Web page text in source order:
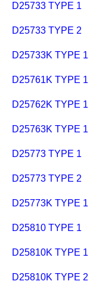
D25733 TYPE 1
D25733 TYPE 2
D25733K TYPE 1
D25761K TYPE 1
D25762K TYPE 1
D25763K TYPE 1
D25773 TYPE 1
D25773 TYPE 2
D25773K TYPE 1
D25810 TYPE 1
D25810K TYPE 1
D25810K TYPE 2